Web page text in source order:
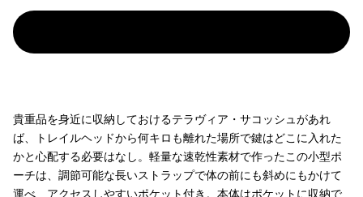
貴重品を身近に収納しておけるテラヴィア・サコッシュがあれ
ば、トレイルヘッドから何キロも離れた場所で鍵はどこに入れた
かと心配する必要はなし。軽量な速乾性素材で作ったこの小型ポ
ーチは、調節可能な長いストラップで体の前にも斜めにもかけて
運べ、アクセスしやすいポケット付き。本体はポケットに収納で